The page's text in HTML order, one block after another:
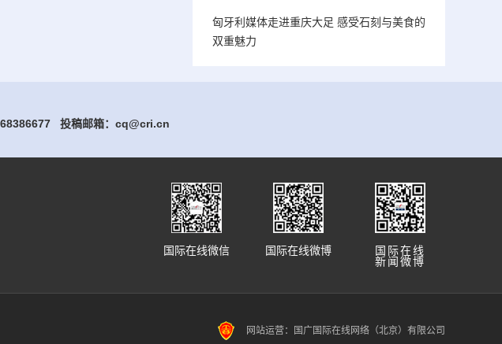
匈牙利媒体走进重庆大足 感受石刻与美食的
双重魅力
投稿邮箱：cq@cri.cn
国际在线
新闻微博
国际在线微博
国际在线微信
网站运营：国广国际在线网络（北京）有限公司